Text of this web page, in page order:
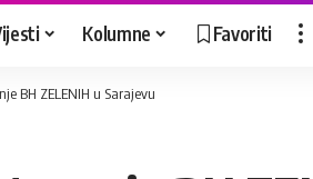
Kolumne Favoriti
BH ZELENIH u Sarajevu